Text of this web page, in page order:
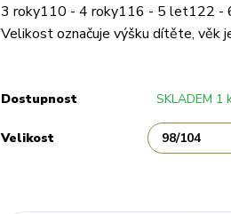
3 roky110 - 4 roky116 - 5 let122
Velikost označuje výšku dítěte, věk
Dostupnost SKLADEM 1
Velikost